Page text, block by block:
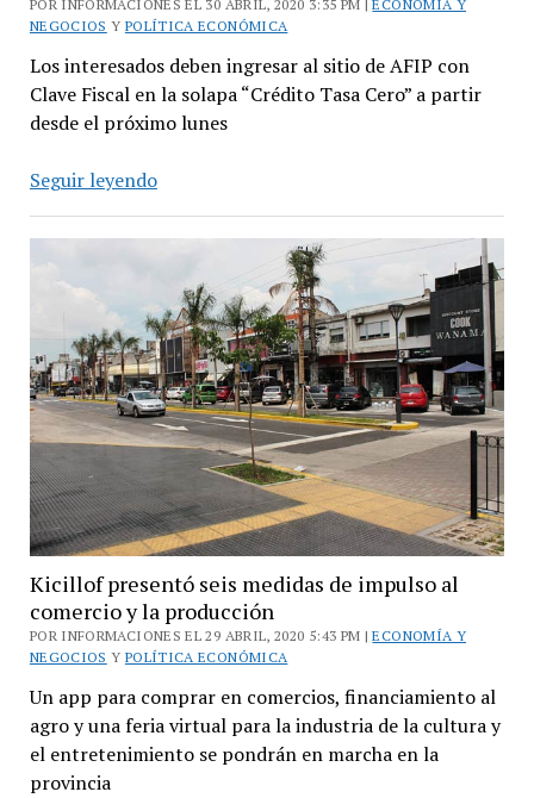
POR INFORMACIONES EL 30 ABRIL, 2020 3:35 PM |ECONOMÍA Y
NEGOCIOS Y POLÍTICA ECONÓMICA
Los interesados deben ingresar al sitio de AFIP con
Clave Fiscal en la solapa “Crédito Tasa Cero” a partir
desde el próximo lunes
Seguir leyendoMonotributistas
autónomos:
gestionar
el
crédito
a
tasa
cero
Kicillof presentó seis medidas de impulso al
comercio y la producción
POR INFORMACIONES EL 29 ABRIL, 2020 5:43 PM |ECONOMÍA Y
NEGOCIOS Y POLÍTICA ECONÓMICA
Un app para comprar en comercios, financiamiento al
agro y una feria virtual para la industria de la cultura y
el entretenimiento se pondrán en marcha en la
provincia